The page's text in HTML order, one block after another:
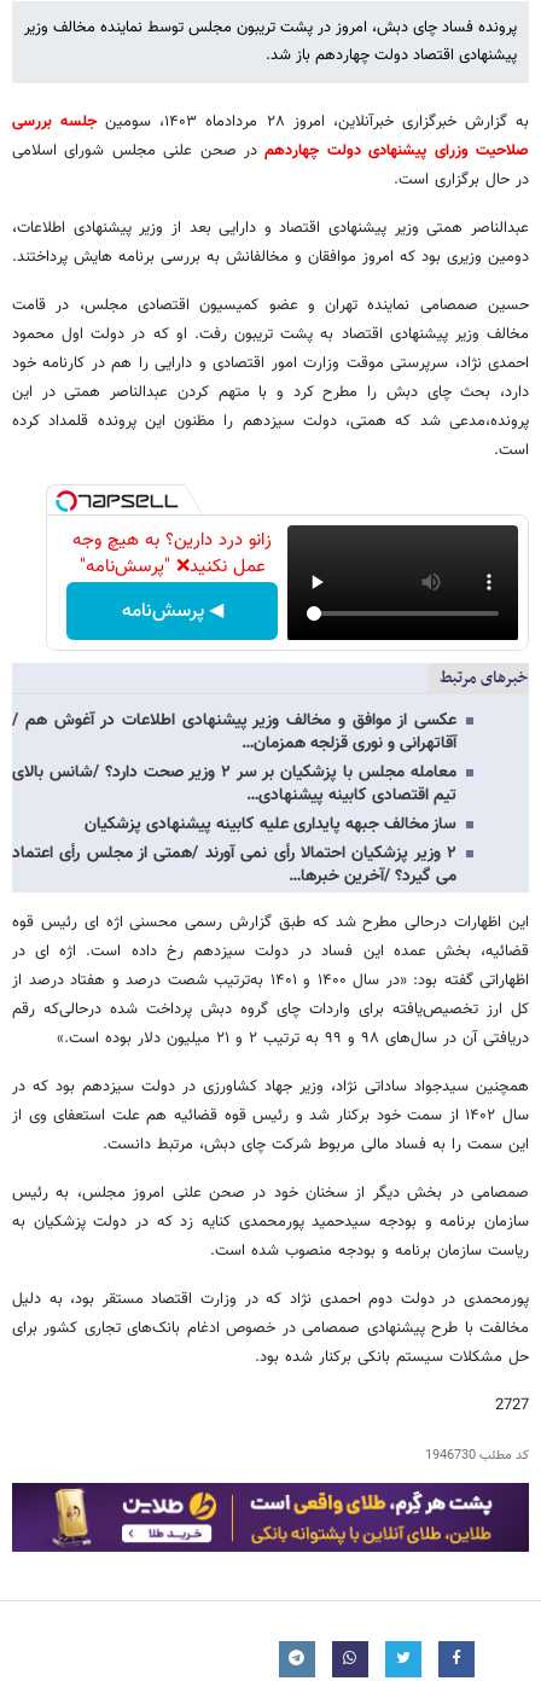
پرونده فساد چای دبش، امروز در پشت تریبون مجلس توسط نماینده مخالف وزیر
پیشنهادی اقتصاد دولت چهاردهم باز شد.
به گزارش خبرگزاری خبرآنلاین، امروز ۲۸ مردادماه ۱۴۰۳، سومین
جلسه بررسی
صلاحیت وزرای پیشنهادی دولت چهاردهم در صحن علنی مجلس شورای اسلامی
در حال برگزاری است.
عبدالناصر همتی وزیر پیشنهادی اقتصاد و دارایی بعد از وزیر پیشنهادی اطلاعات،
دومین وزیری بود که امروز موافقان و مخالفانش به بررسی برنامه هایش پرداختند.
حسین صمصامی نماینده تهران و عضو کمیسیون اقتصادی مجلس، در قامت
مخالف وزیر پیشنهادی اقتصاد به پشت تریبون رفت. او که در دولت اول محمود
احمدی نژاد، سرپرستی موقت وزارت امور اقتصادی و دارایی را هم در کارنامه خود
دارد، بحث چای دبش را مطرح کرد و با متهم کردن عبدالناصر همتی در این
پرونده،مدعی شد که همتی، دولت سیزدهم را مظنون این پرونده قلمداد کرده
است.
زانو درد دارین؟ به هیچ وجه
عمل نکنید❌ "پرسش‌نامه"
◀ پرسش‌نامه
خبرهای مرتبط
عکسی از موافق و مخالف وزیر پیشنهادی اطلاعات در آغوش هم /
آقاتهرانی و نوری قزلجه همزمان…
معامله مجلس با پزشکیان بر سر ۲ وزیر صحت دارد؟ /شانس بالای
تیم اقتصادی کابینه پیشنهادی…
ساز مخالف جبهه پایداری علیه کابینه پیشنهادی پزشکیان
۲ وزیر پزشکیان احتمالا رأی نمی آورند /همتی از مجلس رأی اعتماد
می گیرد؟ /آخرین خبرها…
این اظهارات درحالی مطرح شد که طبق گزارش رسمی محسنی اژه ای رئیس قوه
قضائیه، بخش عمده این فساد در دولت سیزدهم رخ داده است. اژه ای در
اظهاراتی گفته بود: «در سال ۱۴۰۰ و ۱۴۰۱ به‌ترتیب شصت درصد و هفتاد درصد از
کل ارز تخصیص‌یافته برای واردات چای گروه دبش پرداخت شده درحالی‌که رقم
دریافتی آن در سال‌های ۹۸ و ۹۹ به ترتیب ۲ و ۲۱ میلیون دلار بوده است.»
همچنین سیدجواد ساداتی نژاد، وزیر جهاد کشاورزی در دولت سیزدهم بود که در
سال ۱۴۰۲ از سمت خود برکنار شد و رئیس قوه قضائیه هم علت استعفای وی از
این سمت را به فساد مالی مربوط شرکت چای دبش، مرتبط دانست.
صمصامی در بخش دیگر از سخنان خود در صحن علنی امروز مجلس، به رئیس
سازمان برنامه و بودجه سیدحمید پورمحمدی کنایه زد که در دولت پزشکیان به
ریاست سازمان برنامه و بودجه منصوب شده است.
پورمحمدی در دولت دوم احمدی نژاد که در وزارت اقتصاد مستقر بود، به دلیل
مخالفت با طرح پیشنهادی صمصامی در خصوص ادغام بانک‌های تجاری کشور برای
حل مشکلات سیستم بانکی برکنار شده بود.
2727
کد مطلب1946730